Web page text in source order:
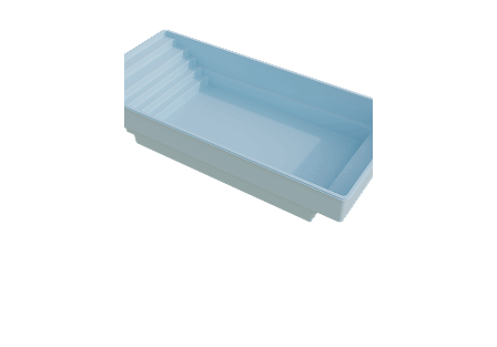
FORMA
RECTANGULAR